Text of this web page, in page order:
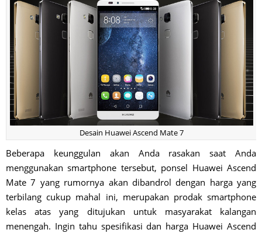
Desain Huawei Ascend Mate 7
Beberapa keunggulan akan Anda rasakan saat Anda
menggunakan smartphone tersebut, ponsel Huawei Ascend
Mate 7 yang rumornya akan dibandrol dengan harga yang
terbilang cukup mahal ini, merupakan prodak smartphone
kelas atas yang ditujukan untuk masyarakat kalangan
menengah. Ingin tahu spesifikasi dan harga Huawei Ascend